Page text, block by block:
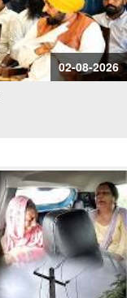
02-08-2026